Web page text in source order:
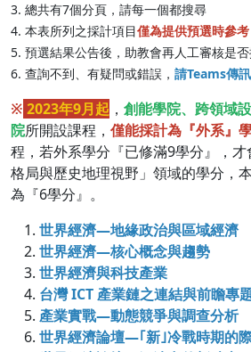
3. 總共有7個分頁，請每一個都搜尋
4. 本表所列之採計項目僅為提供預選時參考
5. 預選結果公告後，助教會再人工審核是
6. 查詢不到、有疑問或錯誤， 請Teams傳
※ 2023年9月起 ， 創能學院、跨領域
院所開設課程， 僅能採計為『外系』
程，若外系學分『已修滿9學分』，
格局與歷史地理視野」領域的學分，
為『6學分』。
世界經濟—地緣政治與區域經濟
世界經濟—核心概念與趨勢
世界經濟與科技產業
台灣 ICT 產業鏈之連結與前瞻專
產業實戰—動態競爭與調查分析
世界經濟論壇—｢新｣冷戰時期的